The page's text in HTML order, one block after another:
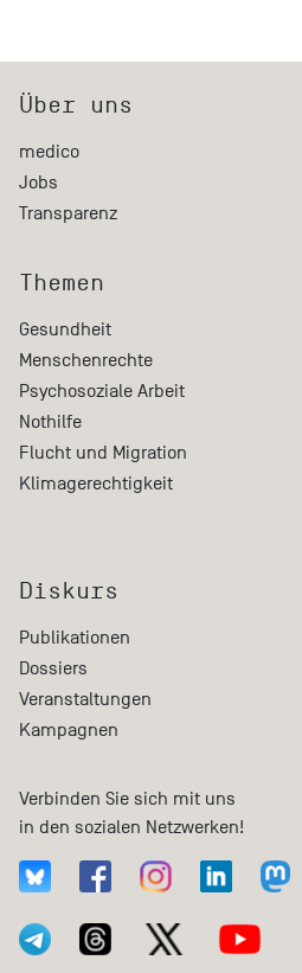
Über uns
medico
Jobs
Transparenz
Themen
Gesundheit
Menschenrechte
Psychosoziale Arbeit
Nothilfe
Flucht und Migration
Klimagerechtigkeit
Diskurs
Publikationen
Dossiers
Veranstaltungen
Kampagnen
Verbinden Sie sich mit uns
in den sozialen Netzwerken!